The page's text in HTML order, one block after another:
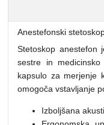
Anestefonski
Stetoskop anestefon
sestre in
kapsulo za merjenje
omogoča vstavljanje
Izboljšana